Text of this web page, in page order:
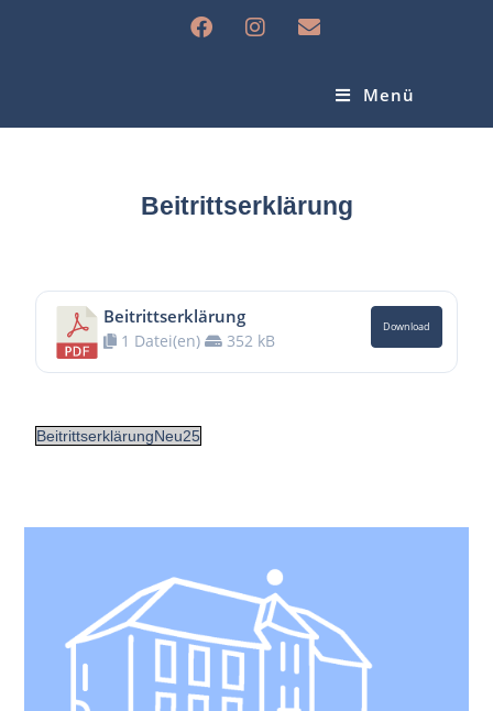
Menü
Beitrittserklärung
Beitrittserklärung
1 Datei(en) 352 kB
Download
BeitrittserklärungNeu25